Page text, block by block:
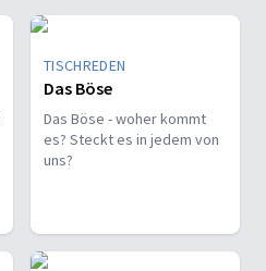
TISCHREDEN
Das Böse
Das Böse - woher kommt
es? Steckt es in jedem von
uns?